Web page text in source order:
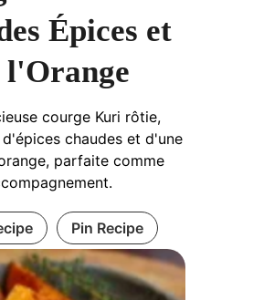
Épices et
l'Orange
courge Kuri rôtie,
d'épices chaudes et d'une
parfaite comme
Pin Recipe